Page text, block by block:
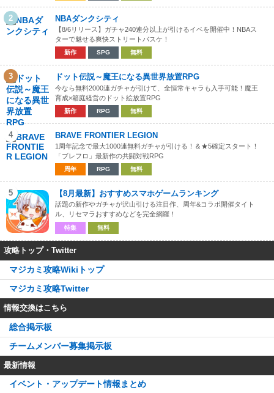
2 NBAダンクシティ
【8/6リリース】ガチャ240連分以上が引けるイベを開催中！NBAス
ターで魅せる爽快ストリートバスケ！
新作 SPG 無料
3 ドット伝説～魔王になる異世界放置RPG
今なら無料2000連ガチャが引けて、全恒常キャラも入手可能！魔王
育成×箱庭経営のドット絵放置RPG
新作 RPG 無料
4 BRAVE FRONTIER LEGION
1周年記念で最大1000連無料ガチャが引ける！＆★5確定スタート！
「ブレフロ」最新作の共闘対戦RPG
周年 RPG 無料
5 【8月最新】おすすめスマホゲームランキング
話題の新作やガチャが沢山引ける注目作、周年&コラボ開催タイト
ル、リセマラおすすめなどを完全網羅！
特集 無料
攻略トップ・Twitter
マジカミ攻略Wikiトップ
マジカミ攻略Twitter
情報交換はこちら
総合掲示板
チームメンバー募集掲示板
最新情報
イベント・アップデート情報まとめ